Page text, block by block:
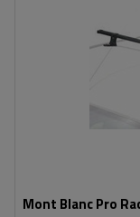
Mont Blanc Pro